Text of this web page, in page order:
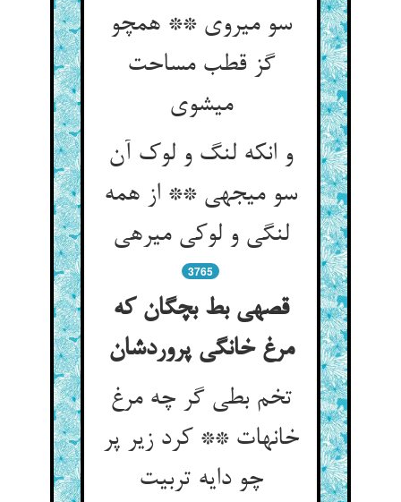
سو می‏روی ** همچو
گز قطب مساحت
می‏شوی‏
و انکه لنگ و لوک آن
سو می‏جهی ** از همه
لنگی و لوکی می‏رهی‏
3765
قصه‏ی بط بچگان که
مرغ خانگی پروردشان‏
تخم بطی گر چه مرغ
خانه‏ات ** کرد زیر پر
چو دایه تربیت‏